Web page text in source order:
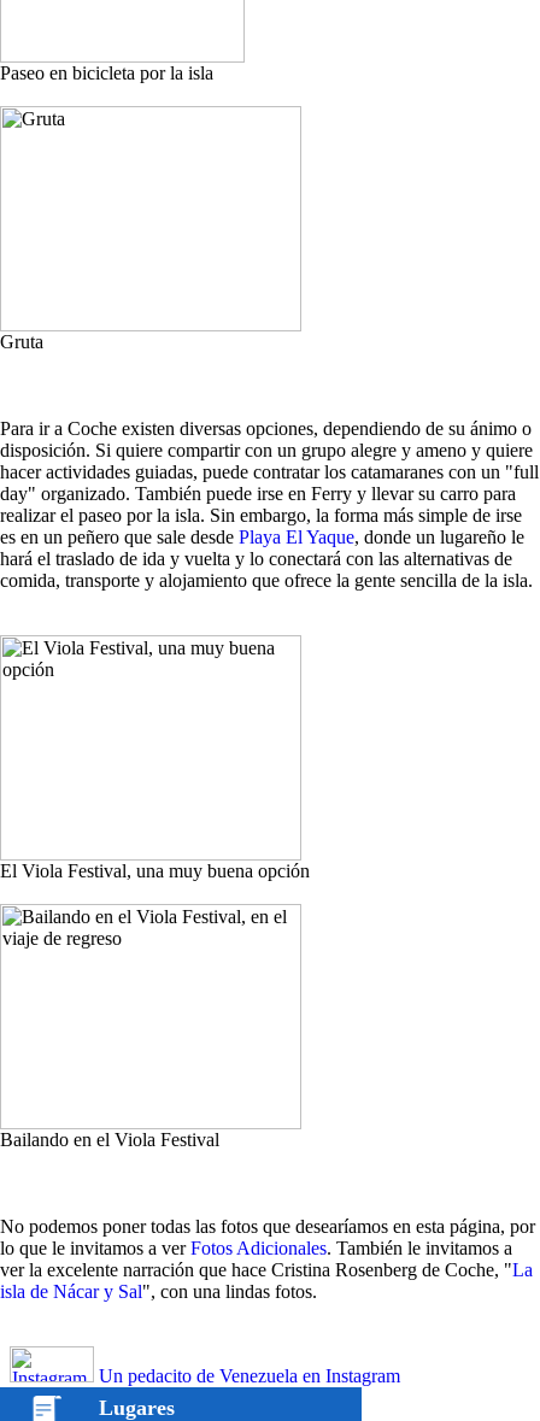
Paseo en bicicleta por la isla
Gruta
Para ir a Coche existen diversas opciones, dependiendo de su ánimo o
disposición. Si quiere compartir con un grupo alegre y ameno y quiere
hacer actividades guiadas, puede contratar los catamaranes con un "full
day" organizado. También puede irse en Ferry y llevar su carro para
realizar el paseo por la isla. Sin embargo, la forma más simple de irse
es en un peñero que sale desde Playa El Yaque, donde un lugareño le
hará el traslado de ida y vuelta y lo conectará con las alternativas de
comida, transporte y alojamiento que ofrece la gente sencilla de la isla.
El Viola Festival, una muy buena opción
Bailando en el Viola Festival
No podemos poner todas las fotos que desearíamos en esta página, por
lo que le invitamos a verFotos Adicionales. También le invitamos a
ver la excelente narración que hace Cristina Rosenberg de Coche, "La
isla de Nácar y Sal", con una lindas fotos.
Un pedacito de Venezuela en Instagram
Lugares